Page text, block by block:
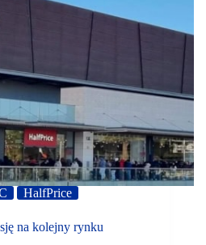
HalfPrice
na kolejny rynku